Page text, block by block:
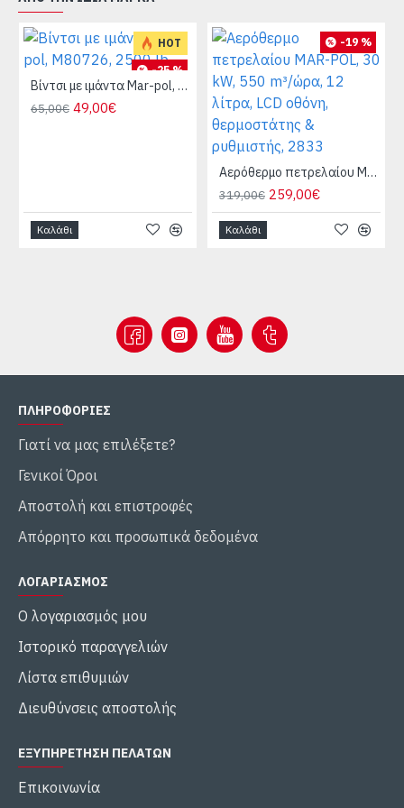
HOT
-25 %
Βίντσι με ιμάντα Mar-pol, M80726, 2500 lb.
65,00€ 49,00€
Καλάθι
-19 %
Αερόθερμο πετρελαίου MAR-POL, 30 kW, 550 m³/ώρα, 12 λίτρα, LCD οθόνη, θερμοστάτης & ρυθμιστής, 2833
319,00€ 259,00€
Καλάθι
ΠΛΗΡΟΦΟΡΊΕΣ
Γιατί να μας επιλέξετε?
Γενικοί Όροι
Αποστολή και επιστροφές
Απόρρητο και προσωπικά δεδομένα
ΛΟΓΑΡΙΑΣΜΌΣ
Ο λογαριασμός μου
Ιστορικό παραγγελιών
Λίστα επιθυμιών
Διευθύνσεις αποστολής
ΕΞΥΠΗΡΈΤΗΣΗ ΠΕΛΑΤΏΝ
Επικοινωνία